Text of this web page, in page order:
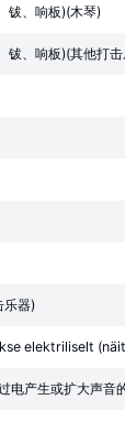
钹、响板)(木琴)
钹、响板)(其他打
乐器)
elektriliselt
产生或扩大声音